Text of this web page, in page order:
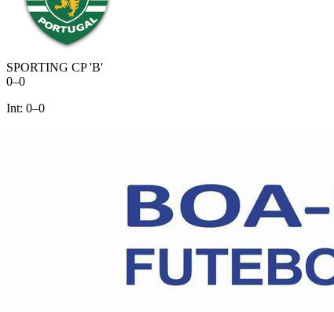
SPORTING CP 'B'
0–0
Int: 0–0